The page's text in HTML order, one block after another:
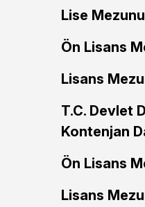
Lise
Ön Lisans
Lisans
T.C. Devlet
Kontenjan
Ön Lisans
Lisans